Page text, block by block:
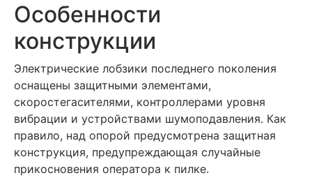
Особенности
конструкции
Электрические лобзики последнего поколения
оснащены защитными элементами,
скоростегасителями, контроллерами уровня
вибрации и устройствами шумоподавления. Как
правило, над опорой предусмотрена защитная
конструкция, предупреждающая случайные
прикосновения оператора к пилке.